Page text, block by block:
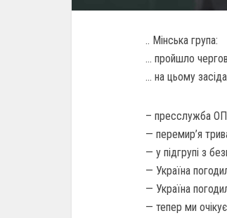
.. Мінська група:
… пройшло
… на цьому
– пресслужба
— перемир’я
— у підгрупі з
— Україна
— Україна
— тепер ми